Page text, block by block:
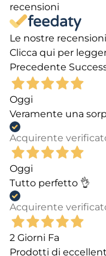
recensioni
Le nostre
Clicca qui per
Precedente
Oggi
Veramente una
Acquirente
Oggi
Tutto perfetto 👌
Acquirente
2 Giorni Fa
Prodotti di